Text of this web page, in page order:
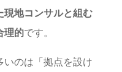
現地コンサルと組む
理的です。
いのは「拠点を設け